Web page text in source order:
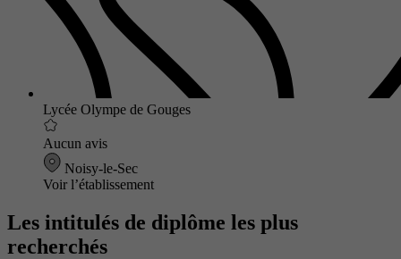
Lycée Olympe de Gouges
Aucun avis
Noisy-le-Sec
Voir l’établissement
Les intitulés de diplôme les plus
recherchés